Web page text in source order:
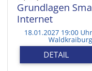
Grundlagen
Internet
18.01.2027 19:00 Uhr
Waldkraiburg
DETAIL